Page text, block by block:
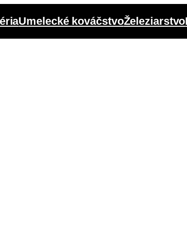
Umelecké kováčstvoŽeleziarstvo